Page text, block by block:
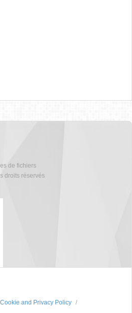
de fichiers
droits réservés
Cookie and Privacy Policy